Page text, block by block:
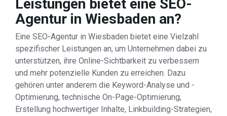
Leistungen bietet eine SEO-
Agentur in Wiesbaden an?
Eine SEO-Agentur in Wiesbaden bietet eine Vielzahl
spezifischer Leistungen an, um Unternehmen dabei zu
unterstützen, ihre Online-Sichtbarkeit zu verbessern
und mehr potenzielle Kunden zu erreichen. Dazu
gehören unter anderem die Keyword-Analyse und -
Optimierung, technische On-Page-Optimierung,
Erstellung hochwertiger Inhalte, Linkbuilding-Strategien,